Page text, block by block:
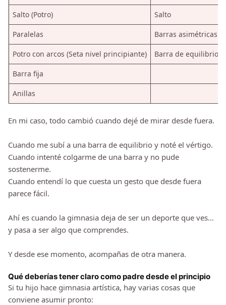
Salto (Potro) Salto
Paralelas Barras asimétricas
Potro con arcos (Seta nivel principiante) Barra de equilibrio
Barra fija
Anillas
En mi caso, todo cambió cuando dejé de mirar desde fuera.
Cuando me subí a una barra de equilibrio y noté el vértigo.
Cuando intenté colgarme de una barra y no pude
sostenerme.
Cuando entendí lo que cuesta un gesto que desde fuera
parece fácil.
Ahí es cuando la gimnasia deja de ser un deporte que ves…
y pasa a ser algo que comprendes.
Y desde ese momento, acompañas de otra manera.
Qué deberías tener claro como padre desde el principio
Si tu hijo hace gimnasia artística, hay varias cosas que
conviene asumir pronto: